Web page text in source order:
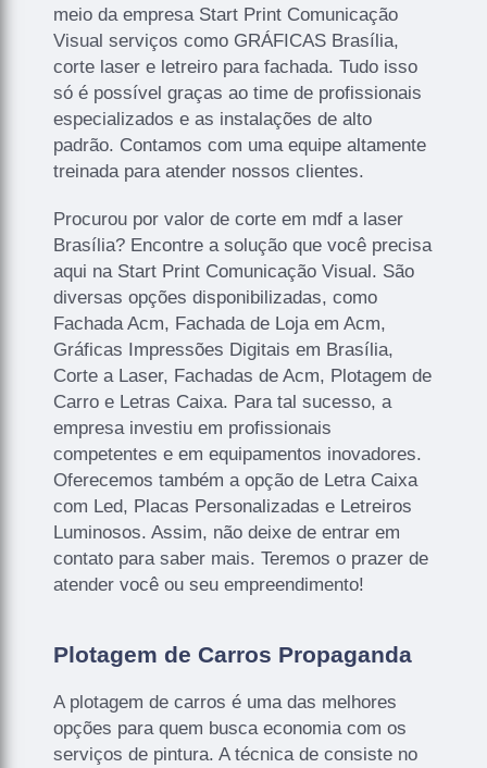
meio da empresa Start Print Comunicação
Visual serviços como GRÁFICAS Brasília,
corte laser e letreiro para fachada. Tudo isso
só é possível graças ao time de profissionais
especializados e as instalações de alto
padrão. Contamos com uma equipe altamente
treinada para atender nossos clientes.
Procurou por valor de corte em mdf a laser
Brasília? Encontre a solução que você precisa
aqui na Start Print Comunicação Visual. São
diversas opções disponibilizadas, como
Fachada Acm, Fachada de Loja em Acm,
Gráficas Impressões Digitais em Brasília,
Corte a Laser, Fachadas de Acm, Plotagem de
Carro e Letras Caixa. Para tal sucesso, a
empresa investiu em profissionais
competentes e em equipamentos inovadores.
Oferecemos também a opção de Letra Caixa
com Led, Placas Personalizadas e Letreiros
Luminosos. Assim, não deixe de entrar em
contato para saber mais. Teremos o prazer de
atender você ou seu empreendimento!
Plotagem de Carros Propaganda
A plotagem de carros é uma das melhores
opções para quem busca economia com os
serviços de pintura. A técnica de consiste no